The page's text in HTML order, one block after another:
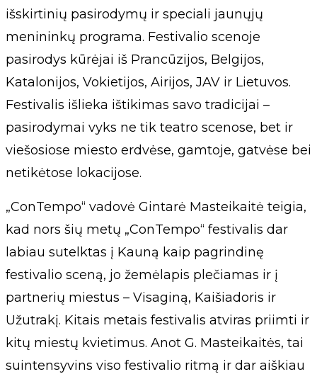
išskirtinių pasirodymų ir speciali jaunųjų
menininkų programa. Festivalio scenoje
pasirodys kūrėjai iš Prancūzijos, Belgijos,
Katalonijos, Vokietijos, Airijos, JAV ir Lietuvos.
Festivalis išlieka ištikimas savo tradicijai –
pasirodymai vyks ne tik teatro scenose, bet ir
viešosiose miesto erdvėse, gamtoje, gatvėse bei
netikėtose lokacijose.
„ConTempo“ vadovė Gintarė Masteikaitė teigia,
kad nors šių metų „ConTempo“ festivalis dar
labiau sutelktas į Kauną kaip pagrindinę
festivalio sceną, jo žemėlapis plečiamas ir į
partnerių miestus – Visaginą, Kaišiadoris ir
Užutrakį. Kitais metais festivalis atviras priimti ir
kitų miestų kvietimus. Anot G. Masteikaitės, tai
suintensyvins viso festivalio ritmą ir dar aiškiau